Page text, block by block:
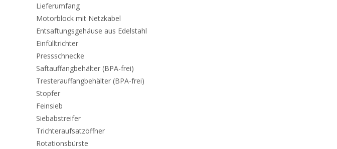
Lieferumfang
Motorblock mit Netzkabel
Entsaftungsgehäuse aus Edelstahl
Einfülltrichter
Pressschnecke
Saftauffangbehälter (BPA-frei)
Tresterauffangbehälter (BPA-frei)
Stopfer
Feinsieb
Siebabstreifer
Trichteraufsatzöffner
Rotationsbürste